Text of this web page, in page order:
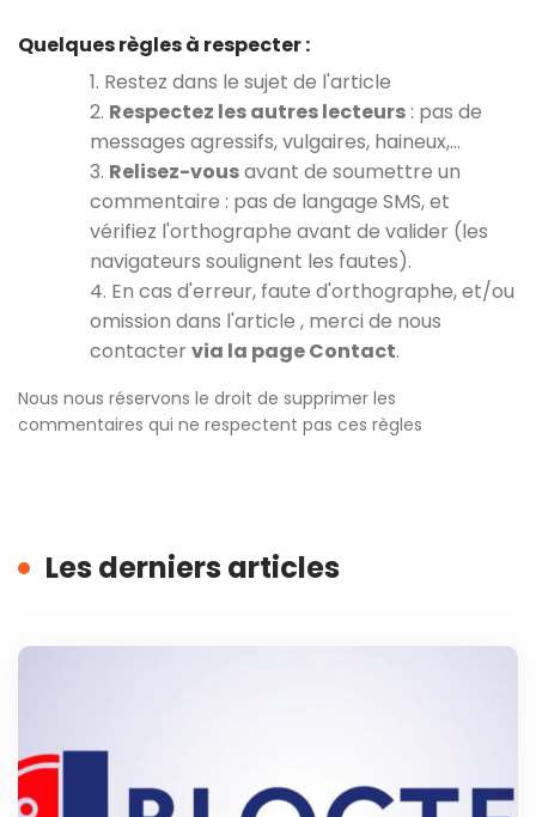
Quelques règles à respecter :
1. Restez dans le sujet de l'article
2. Respectez les autres lecteurs : pas de
messages agressifs, vulgaires, haineux,…
3. Relisez-vousavant de soumettre un
commentaire : pas de langage SMS, et
vérifiez l'orthographe avant de valider (les
navigateurs soulignent les fautes).
4. En cas d'erreur, faute d'orthographe, et/ou
omission dans l'article , merci de nous
contacter via la page Contact.
Nous nous réservons le droit de supprimer les
commentaires qui ne respectent pas ces règles
Les derniers articles